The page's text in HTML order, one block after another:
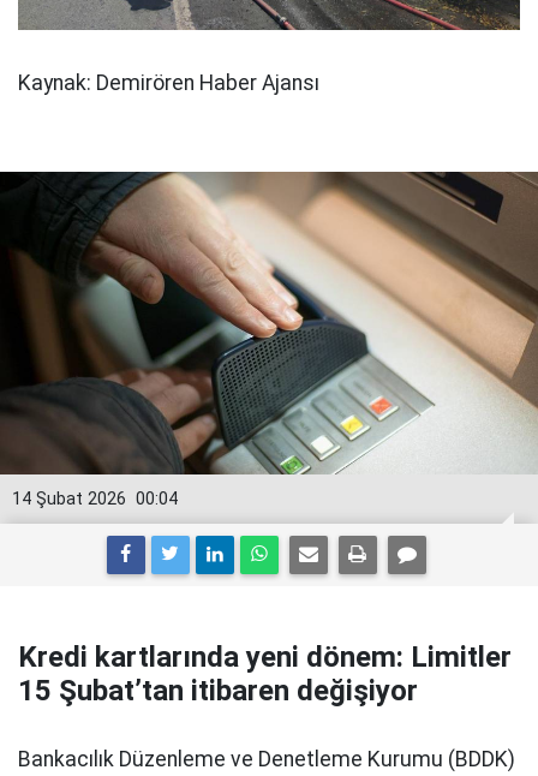
Kaynak: Demirören Haber Ajansı
00:04
14 Şubat 2026
Kredi kartlarında yeni dönem: Limitler
15 Şubat’tan itibaren değişiyor
Bankacılık Düzenleme ve Denetleme Kurumu (BDDK)